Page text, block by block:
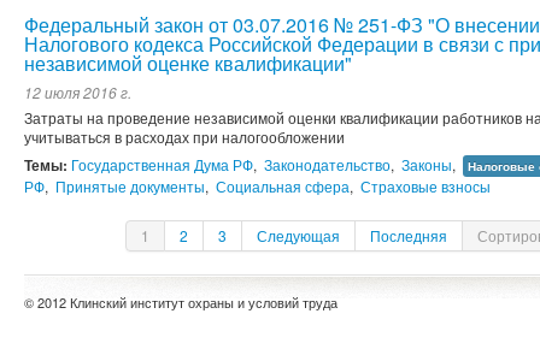
Федеральный закон от 03.07.2016 № 251-ФЗ "О
Налогового кодекса Российской Федерации в связи с
независимой оценке квалификации"
12 июля 2016 г.
Затраты на проведение независимой оценки квалификации работников
учитываться в расходах при налогообложении
Темы: Государственная Дума РФ, Законодательство, Законы, Налоговые
РФ, Принятые документы, Социальная сфера, Страховые взносы
1 2 3 Следующая Последняя
© 2012 Клинский институт охраны и условий труда